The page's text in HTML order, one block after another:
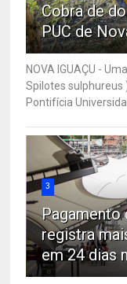
Cobra de
PUC de
NOVA IGUAÇU -
Spilotes
Pontifícia
3
Pagamento
registra
em 24 dias